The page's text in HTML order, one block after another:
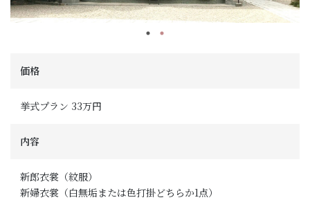
価格
挙式プラン 33万円
内容
新郎衣裳（紋服）
新婦衣裳（白無垢または色打掛どちらか1点）